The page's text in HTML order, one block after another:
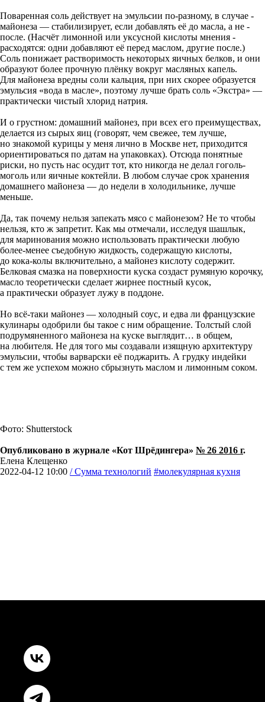
Поваренная соль действует на эмульсии по-разному, в случае ­
майонеза — стабилизирует, ­если ­добавлять её до масла, а не ­
после. (Насчёт лимонной или уксусной кислоты мнения ­
расходятся: одни добавляют её перед маслом, другие после.)
Соль понижает растворимость некоторых яичных белков, и они
образуют более прочную плёнку вокруг масляных капель.
Для майонеза вредны соли кальция, при них скорее образует­ся
эмульсия «вода в масле», поэто­му лучше брать соль «Экстра» —
практически чистый хлорид натрия.
И о грустном: домашний майонез, при всех его преимуществах,
делается из сырых яиц (говорят, чем свежее, тем лучше,
но знакомой курицы у меня лично в Москве нет, приходится
ориентироваться по датам на упаковках). Отсюда понятные
риски, но пусть нас осудит тот, кто никогда не делал гоголь-
моголь или яичные коктейли. В любом случае срок хранения
домашнего майонеза — до недели в холодильнике, лучше
меньше.
Да, так почему нельзя запекать мясо с майонезом? Не то ­чтобы
нельзя, кто ж запретит. Как мы отмеча­ли, исследуя шашлык,
для марино­вания можно использовать практически любую
более-менее съедобную жидкость, содержащую кислоты,
до кока-колы включительно, а майонез кислоту содержит.
Белковая смазка на поверхности куска создаст румяную корочку,
масло теоретически сделает жирнее постный кусок,
а практически образует лужу в поддоне.
Но всё-таки майонез — холодный соус, и едва ли французские
кулинары одобрили бы такое с ним обращение. Толстый слой
подрумяненного майонеза на куске выглядит… в общем,
на любителя. Не для того мы создавали изящную архитектуру
эмульсии, чтобы варварски её поджарить. А грудку индейки
с тем же успехом можно сбрызнуть маслом и лимонным соком.
Фото: Shutterstock
Опубликовано в журнале «Кот Шрёдингера» № 26 2016 г.
Елена Клещенко
2022-04-12 10:00 / Сумма технологий #молекулярная кухня